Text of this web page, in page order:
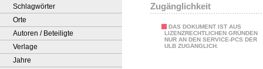
Schlagwörter
Orte
Autoren / Beteiligte
Verlage
Jahre
Zugänglichkeit
DAS DOKUMENT IST AUS
LIZENZRECHTLICHEN GRÜNDEN
NUR AN DEN SERVICE-PCS DER
ULB ZUGÄNGLICH.